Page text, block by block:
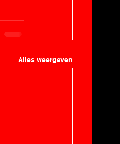
Alles weergeven